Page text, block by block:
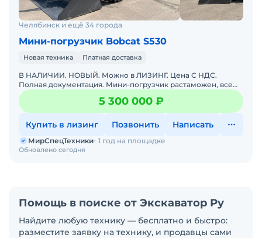
Челябинск и ещё 34 города
Мини-погрузчик Bobcat S530
Новая техника Платная доставка
В НАЛИЧИИ. НОВЫЙ. Можно в ЛИЗИНГ. Цена С НДС.
Полная документация. Мини-погрузчик растаможен, все
документы готовы. Доставка до базы или объекта. ООО
"МирСпецТе
5 300 000 ₽
Купить в лизинг Позвонить Написать
Обновлено сегодня
МирСпецТехники 1 год на площадке
Помощь в поиске от Экскаватор Ру
Найдите любую технику — бесплатно и быстро:
разместите заявку на технику, и продавцы сами